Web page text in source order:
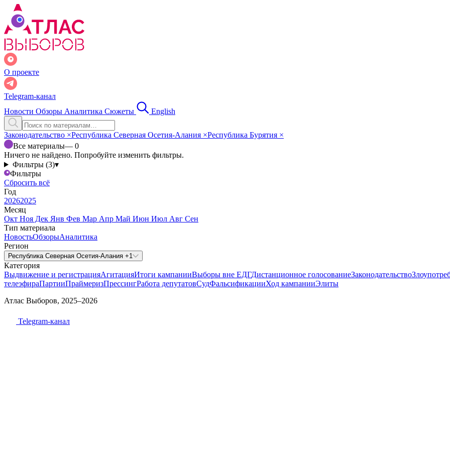
О проекте
Telegram-канал
Новости Обзоры Аналитика Сюжеты English
Законодательство ×Республика Северная Осетия-Алания ×Республика Бурятия ×
Все материалы— 0
Ничего не найдено. Попробуйте изменить фильтры.
Фильтры (3)▾
Фильтры
Сбросить всё
Год
20262025
Месяц
Окт Ноя Дек Янв Фев Мар Апр Май Июн Июл Авг Сен
Тип материала
НовостьОбзорыАналитика
Регион
Республика Северная Осетия-Алания +1
Категория
Выдвижение и регистрацияАгитацияИтоги кампанииВыборы вне ЕДГДистанционное голосованиеЗаконодательство
телеэфираПартииПраймеризПрессингРабота депутатовСудФальсификацииХод кампанииЭлиты
Атлас Выборов, 2025–2026
Telegram-канал